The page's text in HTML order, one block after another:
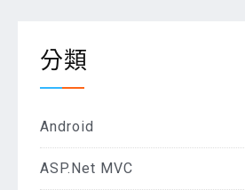
分類
Android
ASP.Net MVC